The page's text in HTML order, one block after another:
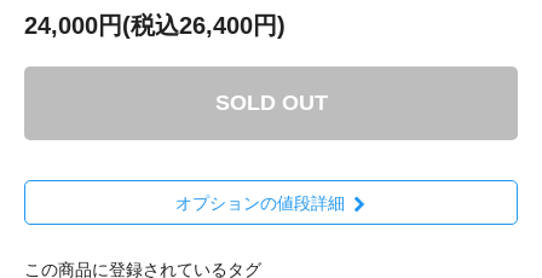
24,000円(税込26,400円)
SOLD OUT
オプションの値段詳細
この商品に登録されているタグ